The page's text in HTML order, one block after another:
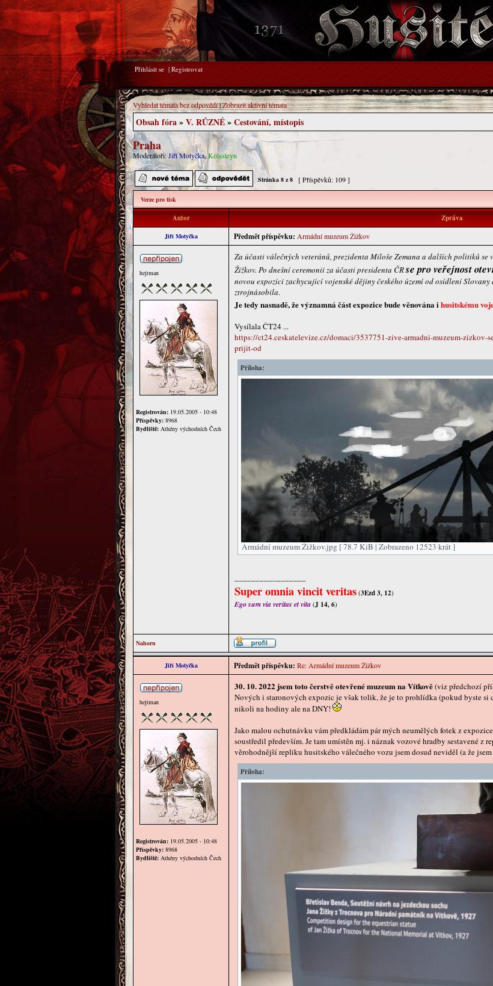
Přihlásit se | Registrovat
Vyhledat témata bez odpovědí|Zobrazit aktivní témata
Obsah fóra»V. RŮZNÉ»Cestování, místopis
Praha
Moderátoři:Jiří Motyčka,Kolssteyn
Stránka 8 z8 [ Příspěvků: 109 ]
Verze pro tisk
Autor Zpráva
Jiří Motyčka Předmět příspěvku: Armádní muzeum Žižkov
hejtman
Registrován: 19.05.2005 - 10:48
Příspěvky: 8968
Bydliště: Athény východních Čech
Za účasti válečných veteránů, prezidenta Miloše Zemana a dalších politiků se
Žižkov. Po dnešní ceremonii za účasti presidenta ČRse pro veřejnost
novou expozici zachycující vojenské dějiny českého území od osídlení
ztrojnásobila.
Je tedy nasnadě, že významná část expozice bude věnována ihusitskému
Vysílala ČT24 ...
https://ct24.ceskatelevize.cz/domaci/3537751-zive-armadni-muzeum-zizkov-
prijit-od
Příloha:
Armádní muzeum Žižkov.jpg [ 78.7 KiB | Zobrazeno 12523 krát ]
Super omnia vincit veritas (3Ezd 3, 12)
Ego sum via veritas et vita (J 14, 6)
Nahoru
Jiří Motyčka Předmět příspěvku: Re: Armádní muzeum Žižkov
hejtman
Registrován: 19.05.2005 - 10:48
Příspěvky: 8968
Bydliště: Athény východních Čech
30. 10. 2022 jsem toto čerstvě otevřené muzeum na Vítkově(viz předchozí
Nových i staronových expozic je však tolik, že je to prohlídka (pokud byste
nikoli na hodiny ale na DNY!
Jako malou ochutnávku vám předkládám pár mých neumělých fotek z
soustředil především. Je tam umístěn mj. i náznak vozové hradby sestavené z
věrohodnější repliku husitského válečného vozu jsem dosud neviděl (a že
Příloha: